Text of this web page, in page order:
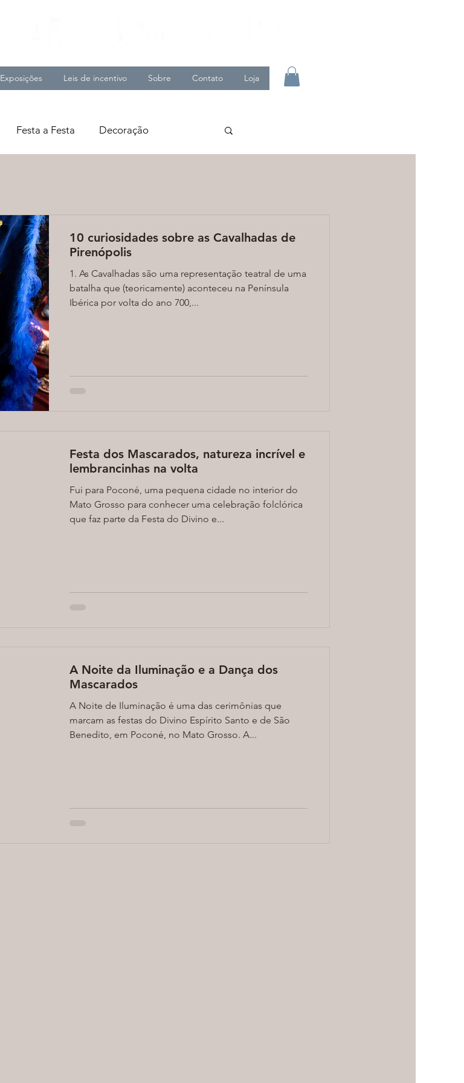
Exposições Leis de incentivo Sobre Contato Loja
Festa a Festa Decoração
10 curiosidades sobre as Cavalhadas de
Pirenópolis
1. As Cavalhadas são uma representação teatral de uma
batalha que (teoricamente) aconteceu na Península
Ibérica por volta do ano 700,...
Festa dos Mascarados, natureza incrível e
lembrancinhas na volta
Fui para Poconé, uma pequena cidade no interior do
Mato Grosso para conhecer uma celebração folclórica
que faz parte da Festa do Divino e...
A Noite da Iluminação e a Dança dos
Mascarados
A Noite de Iluminação é uma das cerimônias que
marcam as festas do Divino Espírito Santo e de São
Benedito, em Poconé, no Mato Grosso. A...